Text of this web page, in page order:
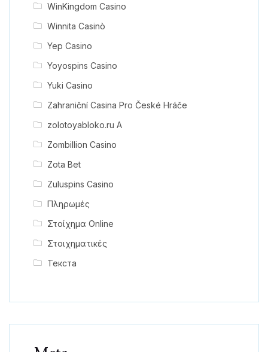
WinKingdom Casino
Winnita Casinò
Yep Casino
Yoyospins Casino
Yuki Casino
Zahraniční Casina Pro České Hráče
zolotoyabloko.ru A
Zombillion Casino
Zota Bet
Zuluspins Casino
Πληρωμές
Στοίχημα Online
Στοιχηματικές
Текста